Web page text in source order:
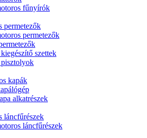
fűnyírók
permetezők
permetezők
szettek
pisztolyok
kapák
alkatrészek
láncfűrészek
láncfűrészek